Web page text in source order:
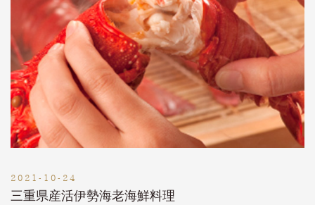
2021-10-24
三重県産活伊勢海老海鮮料理